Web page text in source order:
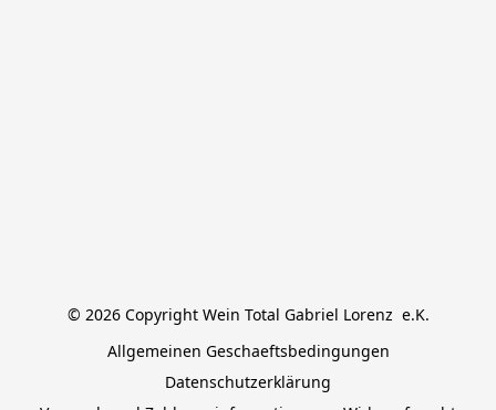
© 2026 Copyright Wein Total Gabriel Lorenz  e.K.
Allgemeinen Geschaeftsbedingungen
Datenschutzerklärung